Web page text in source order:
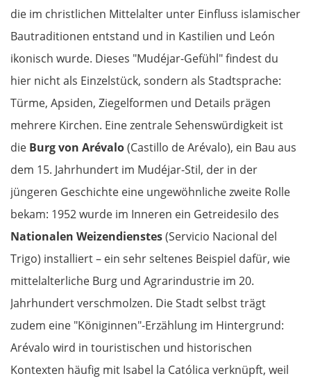
die im christlichen Mittelalter unter Einfluss islamischer
Bautraditionen entstand und in Kastilien und León
ikonisch wurde. Dieses "Mudéjar-Gefühl" findest du
hier nicht als Einzelstück, sondern als Stadtsprache:
Türme, Apsiden, Ziegelformen und Details prägen
mehrere Kirchen. Eine zentrale Sehenswürdigkeit ist
die Burg von Arévalo(Castillo de Arévalo), ein Bau aus
dem 15. Jahrhundert im Mudéjar-Stil, der in der
jüngeren Geschichte eine ungewöhnliche zweite Rolle
bekam: 1952 wurde im Inneren ein Getreidesilo des
Nationalen Weizendienstes(Servicio Nacional del
Trigo) installiert – ein sehr seltenes Beispiel dafür, wie
mittelalterliche Burg und Agrarindustrie im 20.
Jahrhundert verschmolzen. Die Stadt selbst trägt
zudem eine "Königinnen"-Erzählung im Hintergrund:
Arévalo wird in touristischen und historischen
Kontexten häufig mit Isabel la Católica verknüpft, weil